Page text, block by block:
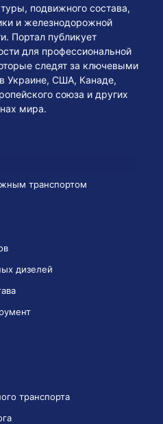
подвижного состава,
и железнодорожной
Портал публикует
для профессиональной
следят за ключевыми
Украине, США, Канаде,
союза и других
мира.
транспортом
дизелей
транспорта